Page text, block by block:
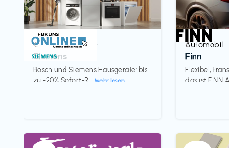
Küche & Haushalt
Siemens
Bosch und Siemens Hausgeräte: bis
zu -20% Sofort-R... Mehr lesen
€‎ Automobil
Finn
Flexibel,
das ist FINN
€‎